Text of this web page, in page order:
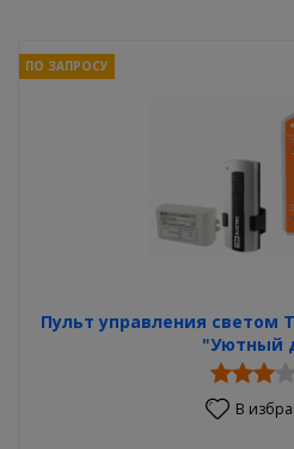
Пульт управления светом
"Уютный
ПО ЗАПРОСУ
В